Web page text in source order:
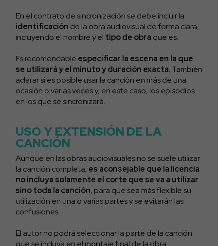
En el contrato de sincronización se debe incluir la
identificación de la obra audiovisual de forma clara,
incluyendo el nombre y el tipo de obra que es.
Es recomendable especificar la escena en la que
se utilizará y el minuto y duración exacta. También
aclarar si es posible usar la canción en más de una
ocasión o varias veces y, en este caso, los episodios
en los que se sincronizará.
USO Y EXTENSIÓN DE LA
CANCIÓN
Aunque en las obras audiovisuales no se suele utilizar
la canción completa, es aconsejable que la licencia
no incluya solamente el corte que se va a utilizar
sino toda la canción, para que sea más flexible su
utilización en una o varias partes y se evitarán las
confusiones.
El autor no podrá seleccionar la parte de la canción
que se incluya en el montaje final de la obra